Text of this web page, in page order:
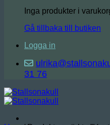
Inga produkter i
Gå tillbaka till butiken
Logga in
31 76